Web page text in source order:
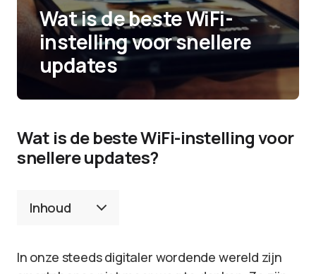
Wat is de beste WiFi-
instelling voor snellere
updates
Wat is de beste WiFi-instelling voor
snellere updates?
Inhoud
In onze steeds digitaler wordende wereld zijn